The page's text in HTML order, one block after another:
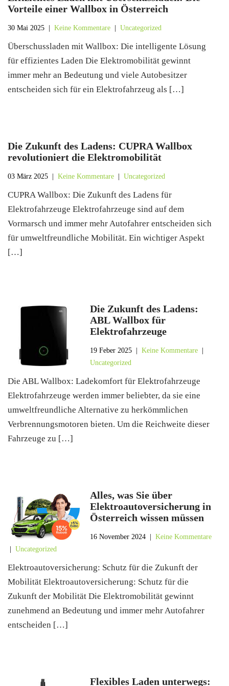
Vorteile einer Wallbox in Österreich
30 Mai 2025 Keine Kommentare Uncategorized
Überschussladen mit Wallbox: Die intelligente Lösung
für effizientes Laden Die Elektromobilität gewinnt
immer mehr an Bedeutung und viele Autobesitzer
entscheiden sich für ein Elektrofahrzeug als […]
Die Zukunft des Ladens: CUPRA Wallbox
revolutioniert die Elektromobilität
03 März 2025 Keine Kommentare Uncategorized
CUPRA Wallbox: Die Zukunft des Ladens für
Elektrofahrzeuge Elektrofahrzeuge sind auf dem
Vormarsch und immer mehr Autofahrer entscheiden sich
für umweltfreundliche Mobilität. Ein wichtiger Aspekt
[…]
Die Zukunft des Ladens:
ABL Wallbox für
Elektrofahrzeuge
19 Feber 2025 |Keine Kommentare
Uncategorized
Die ABL Wallbox: Ladekomfort für Elektrofahrzeuge
Elektrofahrzeuge werden immer beliebter, da sie eine
umweltfreundliche Alternative zu herkömmlichen
Verbrennungsmotoren bieten. Um die Reichweite dieser
Fahrzeuge zu […]
Alles, was Sie über
Elektroautoversicherung in
Österreich wissen müssen
16 November 2024 |Keine Kommentare
Uncategorized
Elektroautoversicherung: Schutz für die Zukunft der
Mobilität Elektroautoversicherung: Schutz für die
Zukunft der Mobilität Die Elektromobilität gewinnt
zunehmend an Bedeutung und immer mehr Autofahrer
entscheiden […]
Flexibles Laden unterwegs: